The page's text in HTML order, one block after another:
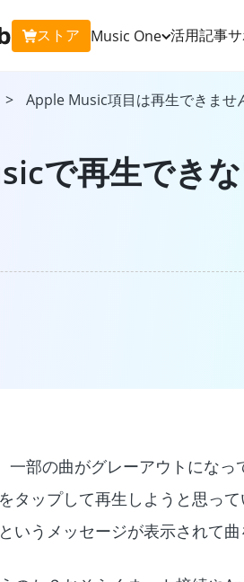
ストア Music One
Amazon
Line Music 変
活用記事
> Apple Music項目は再生できませ
で再生でき
部の曲がグレーアウトにな
タップして再生しようと思っ
いうメッセージが表示されて曲